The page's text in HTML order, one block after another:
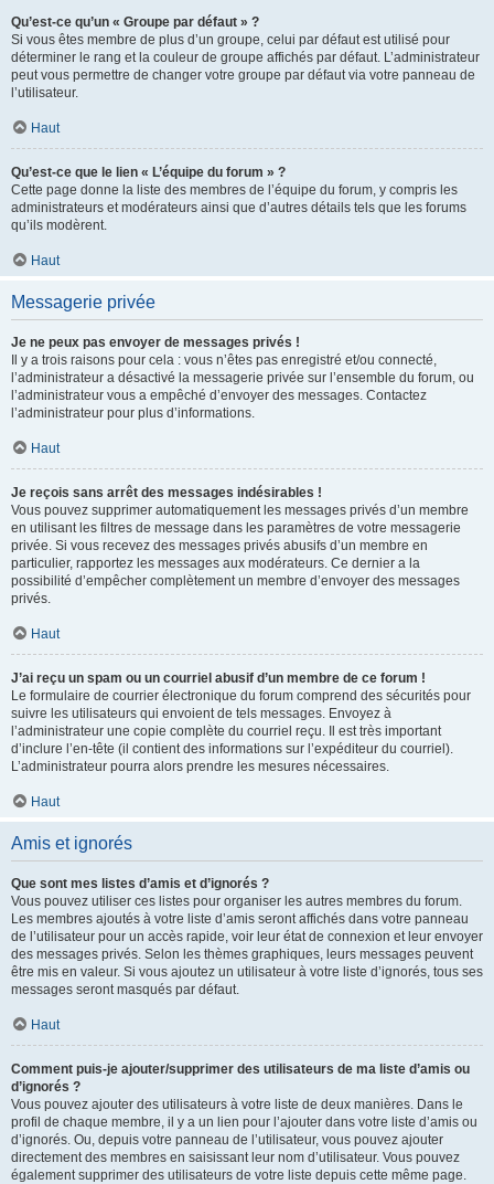
Qu’est-ce qu’un « Groupe par défaut » ?
Si vous êtes membre de plus d’un groupe, celui par défaut est utilisé pour
déterminer le rang et la couleur de groupe affichés par défaut. L’administrateur
peut vous permettre de changer votre groupe par défaut via votre panneau de
l’utilisateur.
Haut
Qu’est-ce que le lien « L’équipe du forum » ?
Cette page donne la liste des membres de l’équipe du forum, y compris les
administrateurs et modérateurs ainsi que d’autres détails tels que les forums
qu’ils modèrent.
Haut
Messagerie privée
Je ne peux pas envoyer de messages privés !
Il y a trois raisons pour cela : vous n’êtes pas enregistré et/ou connecté,
l’administrateur a désactivé la messagerie privée sur l’ensemble du forum, ou
l’administrateur vous a empêché d’envoyer des messages. Contactez
l’administrateur pour plus d’informations.
Haut
Je reçois sans arrêt des messages indésirables !
Vous pouvez supprimer automatiquement les messages privés d’un membre
en utilisant les filtres de message dans les paramètres de votre messagerie
privée. Si vous recevez des messages privés abusifs d’un membre en
particulier, rapportez les messages aux modérateurs. Ce dernier a la
possibilité d’empêcher complètement un membre d’envoyer des messages
privés.
Haut
J’ai reçu un spam ou un courriel abusif d’un membre de ce forum !
Le formulaire de courrier électronique du forum comprend des sécurités pour
suivre les utilisateurs qui envoient de tels messages. Envoyez à
l’administrateur une copie complète du courriel reçu. Il est très important
d’inclure l’en-tête (il contient des informations sur l’expéditeur du courriel).
L’administrateur pourra alors prendre les mesures nécessaires.
Haut
Amis et ignorés
Que sont mes listes d’amis et d’ignorés ?
Vous pouvez utiliser ces listes pour organiser les autres membres du forum.
Les membres ajoutés à votre liste d’amis seront affichés dans votre panneau
de l’utilisateur pour un accès rapide, voir leur état de connexion et leur envoyer
des messages privés. Selon les thèmes graphiques, leurs messages peuvent
être mis en valeur. Si vous ajoutez un utilisateur à votre liste d’ignorés, tous ses
messages seront masqués par défaut.
Haut
Comment puis-je ajouter/supprimer des utilisateurs de ma liste d’amis ou
d’ignorés ?
Vous pouvez ajouter des utilisateurs à votre liste de deux manières. Dans le
profil de chaque membre, il y a un lien pour l’ajouter dans votre liste d’amis ou
d’ignorés. Ou, depuis votre panneau de l’utilisateur, vous pouvez ajouter
directement des membres en saisissant leur nom d’utilisateur. Vous pouvez
également supprimer des utilisateurs de votre liste depuis cette même page.